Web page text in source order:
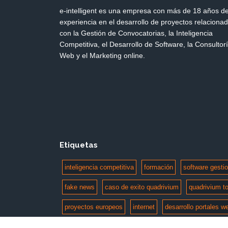
e-intelligent es una empresa con más de 18 años
experiencia en el desarrollo de proyectos
con la Gestión de Convocatorias, la Inteligencia
Competitiva, el Desarrollo de Software, la
Web y el Marketing online.
Etiquetas
inteligencia competitiva formación software
fake news caso de exito quadrivium quadrivium
proyectos europeos internet desarrollo portales